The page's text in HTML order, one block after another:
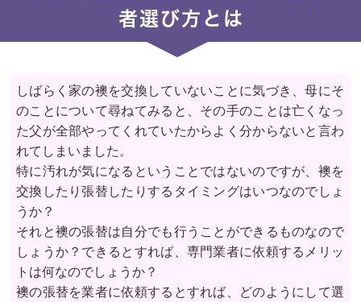
者選び方とは
しばらく家の襖を交換していないことに気づき、母にそ
のことについて尋ねてみると、その手のことは亡くなっ
た父が全部やってくれていたからよく分からないと言わ
れてしまいました。
特に汚れが気になるということではないのですが、襖を
交換したり張替したりするタイミングはいつなのでしょ
うか？
それと襖の張替は自分でも行うことができるものなので
しょうか？できるとすれば、専門業者に依頼するメリッ
トは何なのでしょうか？
襖の張替を業者に依頼するとすれば、どのようにして選